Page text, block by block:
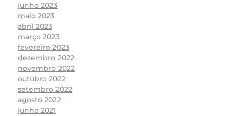
junho 2023
maio 2023
abril 2023
março 2023
fevereiro 2023
dezembro 2022
novembro 2022
outubro 2022
setembro 2022
agosto 2022
junho 2021